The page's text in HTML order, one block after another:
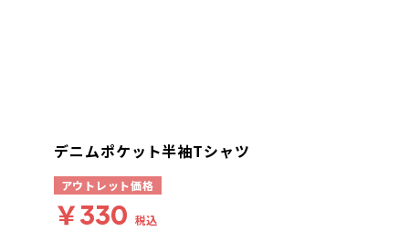
デニムポケット半袖Tシャツ
アウトレット価格
￥330 税込